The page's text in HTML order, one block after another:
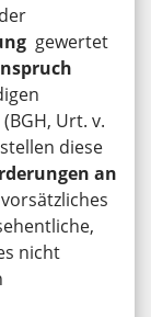
gewertet
Urt. v.
diese
an
nicht